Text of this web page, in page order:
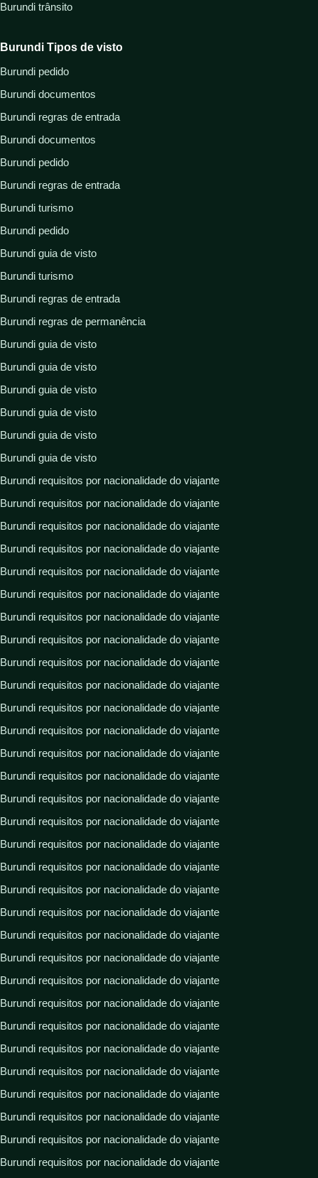
Burundi trânsito
Burundi Tipos de visto
Burundi pedido
Burundi documentos
Burundi regras de entrada
Burundi documentos
Burundi pedido
Burundi regras de entrada
Burundi turismo
Burundi pedido
Burundi guia de visto
Burundi turismo
Burundi regras de entrada
Burundi regras de permanência
Burundi guia de visto
Burundi guia de visto
Burundi guia de visto
Burundi guia de visto
Burundi guia de visto
Burundi guia de visto
Burundi requisitos por nacionalidade do viajante
Burundi requisitos por nacionalidade do viajante
Burundi requisitos por nacionalidade do viajante
Burundi requisitos por nacionalidade do viajante
Burundi requisitos por nacionalidade do viajante
Burundi requisitos por nacionalidade do viajante
Burundi requisitos por nacionalidade do viajante
Burundi requisitos por nacionalidade do viajante
Burundi requisitos por nacionalidade do viajante
Burundi requisitos por nacionalidade do viajante
Burundi requisitos por nacionalidade do viajante
Burundi requisitos por nacionalidade do viajante
Burundi requisitos por nacionalidade do viajante
Burundi requisitos por nacionalidade do viajante
Burundi requisitos por nacionalidade do viajante
Burundi requisitos por nacionalidade do viajante
Burundi requisitos por nacionalidade do viajante
Burundi requisitos por nacionalidade do viajante
Burundi requisitos por nacionalidade do viajante
Burundi requisitos por nacionalidade do viajante
Burundi requisitos por nacionalidade do viajante
Burundi requisitos por nacionalidade do viajante
Burundi requisitos por nacionalidade do viajante
Burundi requisitos por nacionalidade do viajante
Burundi requisitos por nacionalidade do viajante
Burundi requisitos por nacionalidade do viajante
Burundi requisitos por nacionalidade do viajante
Burundi requisitos por nacionalidade do viajante
Burundi requisitos por nacionalidade do viajante
Burundi requisitos por nacionalidade do viajante
Burundi requisitos por nacionalidade do viajante